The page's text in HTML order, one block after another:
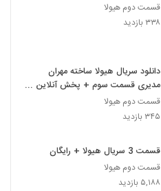
قسمت دوم هیولا
۳۳۸ بازدید
دانلود سریال هیولا ساخته مهران
مدیری قسمت سوم + پخش آنلاین
قسمت ها- -
قسمت دوم هیولا
۳۴۵ بازدید
قسمت 3 سریال هیولا + رایگان
قسمت دوم هیولا
۵,۱۸۸ بازدید